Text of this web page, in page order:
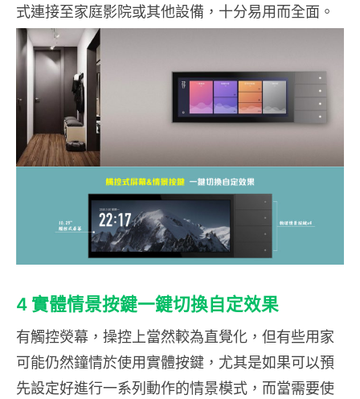
式連接至家庭影院或其他設備，十分易用而全面。
4 實體情景按鍵一鍵切換自定效果
有觸控熒幕，操控上當然較為直覺化，但有些用家
可能仍然鐘情於使用實體按鍵，尤其是如果可以預
先設定好進行一系列動作的情景模式，而當需要使